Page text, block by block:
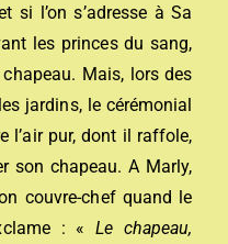
si l’on s’adresse à Sa
les princes du sang,
Mais, lors des
jardins, le cérémonial
l’air pur, dont il raffole,
son chapeau. A Marly,
couvre-chef quand le
: « Le chapeau,